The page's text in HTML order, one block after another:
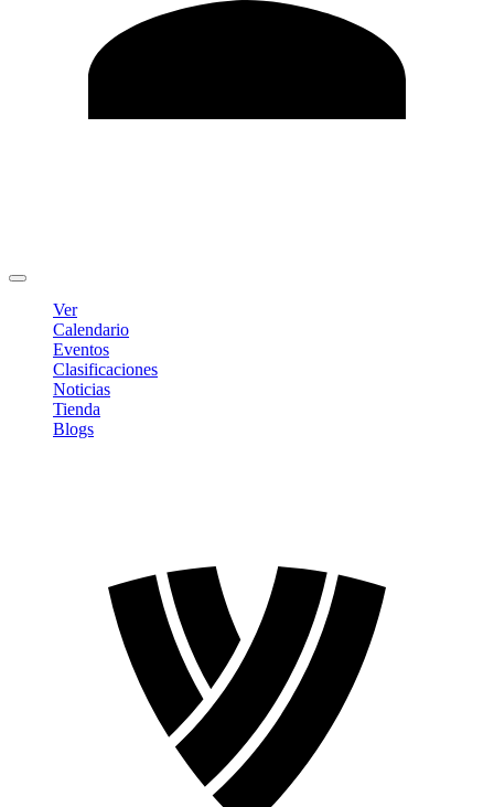
Ver
Calendario
Eventos
Clasificaciones
Noticias
Tienda
Blogs